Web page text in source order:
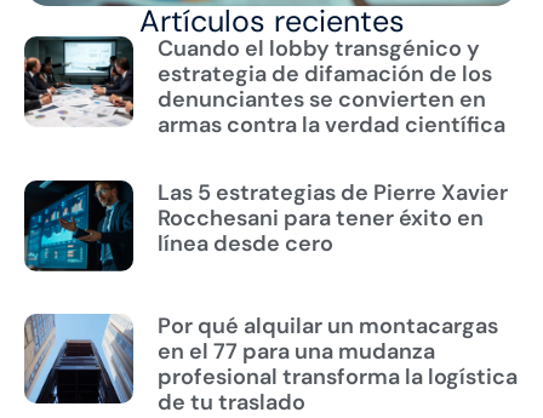
Artículos recientes
Cuando el lobby transgénico y
estrategia de difamación de los
denunciantes se convierten en
armas contra la verdad científica
Las 5 estrategias de Pierre Xavier
Rocchesani para tener éxito en
línea desde cero
Por qué alquilar un montacargas
en el 77 para una mudanza
profesional transforma la logística
de tu traslado